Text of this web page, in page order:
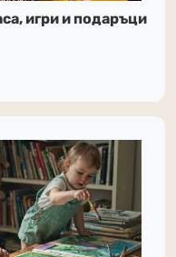
игри и подаръци